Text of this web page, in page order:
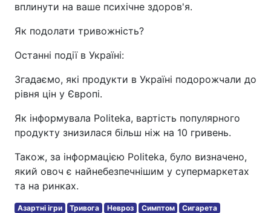
вплинути на ваше психічне здоров'я.
Як подолати тривожність?
Останні події в Україні:
Згадаємо, які продукти в Україні подорожчали до
рівня цін у Європі.
Як інформувала Politeka, вартість популярного
продукту знизилася більш ніж на 10 гривень.
Також, за інформацією Politeka, було визначено,
який овоч є найнебезпечнішим у супермаркетах
та на ринках.
Азартні ігри Тривога Невроз Симптом
Сигарета